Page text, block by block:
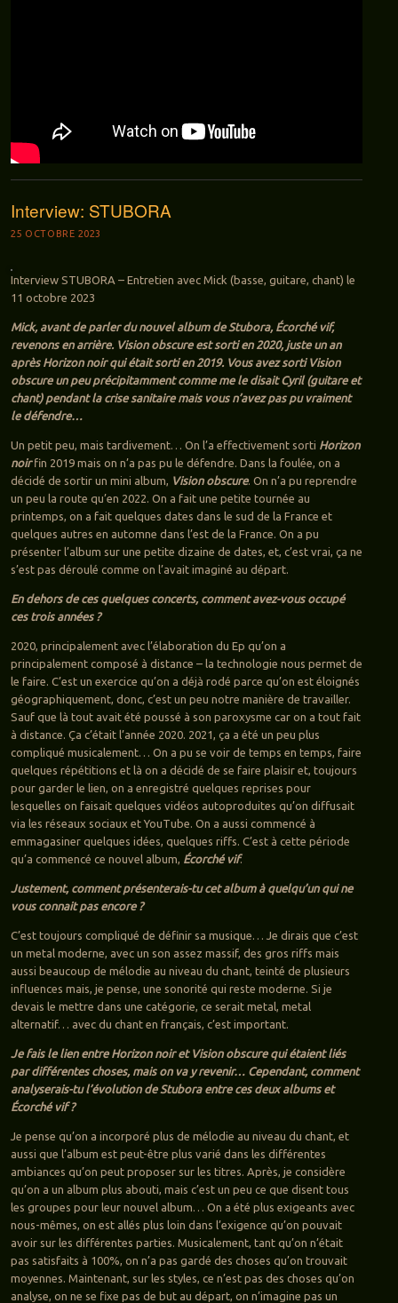
Interview: STUBORA
25 OCTOBRE 2023
Interview STUBORA – Entretien avec Mick (basse, guitare, chant) le
11 octobre 2023
Mick, avant de parler du nouvel album de Stubora, Écorché vif,
revenons en arrière. Vision obscure est sorti en 2020, juste un an
après Horizon noir qui était sorti en 2019. Vous avez sorti Vision
obscure un peu précipitamment comme me le disait Cyril (guitare et
chant) pendant la crise sanitaire mais vous n’avez pas pu vraiment
le défendre…
Un petit peu, mais tardivement… On l’a effectivement sorti Horizon
noirfin 2019 mais on n’a pas pu le défendre. Dans la foulée, on a
décidé de sortir un mini album, Vision obscure. On n’a pu reprendre
un peu la route qu’en 2022. On a fait une petite tournée au
printemps, on a fait quelques dates dans le sud de la France et
quelques autres en automne dans l’est de la France. On a pu
présenter l’album sur une petite dizaine de dates, et, c’est vrai, ça ne
s’est pas déroulé comme on l’avait imaginé au départ.
En dehors de ces quelques concerts, comment avez-vous occupé
ces trois années ?
2020, principalement avec l’élaboration du Ep qu’on a
principalement composé à distance – la technologie nous permet de
le faire. C’est un exercice qu’on a déjà rodé parce qu’on est éloignés
géographiquement, donc, c’est un peu notre manière de travailler.
Sauf que là tout avait été poussé à son paroxysme car on a tout fait
à distance. Ça c’était l’année 2020. 2021, ça a été un peu plus
compliqué musicalement… On a pu se voir de temps en temps, faire
quelques répétitions et là on a décidé de se faire plaisir et, toujours
pour garder le lien, on a enregistré quelques reprises pour
lesquelles on faisait quelques vidéos autoproduites qu’on diffusait
via les réseaux sociaux et YouTube. On a aussi commencé à
emmagasiner quelques idées, quelques riffs. C’est à cette période
qu’a commencé ce nouvel album, Écorché vif.
Justement, comment présenterais-tu cet album à quelqu’un qui ne
vous connait pas encore ?
C’est toujours compliqué de définir sa musique… Je dirais que c’est
un metal moderne, avec un son assez massif, des gros riffs mais
aussi beaucoup de mélodie au niveau du chant, teinté de plusieurs
influences mais, je pense, une sonorité qui reste moderne. Si je
devais le mettre dans une catégorie, ce serait metal, metal
alternatif… avec du chant en français, c’est important.
Je fais le lien entre Horizon noir et Vision obscure qui étaient liés
par différentes choses, mais on va y revenir… Cependant, comment
analyserais-tu l’évolution de Stubora entre ces deux albums et
Écorché vif ?
Je pense qu’on a incorporé plus de mélodie au niveau du chant, et
aussi que l’album est peut-être plus varié dans les différentes
ambiances qu’on peut proposer sur les titres. Après, je considère
qu’on a un album plus abouti, mais c’est un peu ce que disent tous
les groupes pour leur nouvel album… On a été plus exigeants avec
nous-mêmes, on est allés plus loin dans l’exigence qu’on pouvait
avoir sur les différentes parties. Musicalement, tant qu’on n’était
pas satisfaits à 100%, on n’a pas gardé des choses qu’on trouvait
moyennes. Maintenant, sur les styles, ce n’est pas des choses qu’on
analyse, on ne se fixe pas de but au départ, on n’imagine pas un